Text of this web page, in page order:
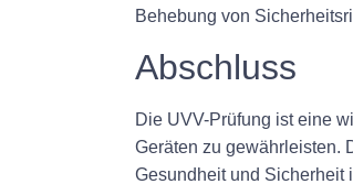
Behebung von
Abschluss
Die UVV-Prüfung ist eine
Geräten zu gewährleisten.
Gesundheit und Sicherheit